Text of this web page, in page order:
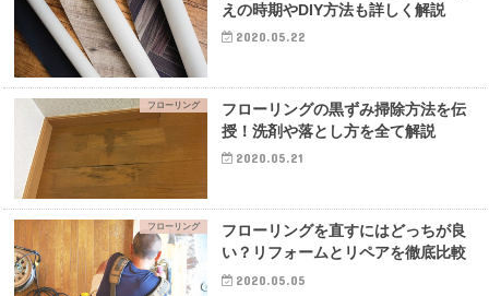
えの時期やDIY方法も詳しく解説
2020.05.22
フローリング
フローリングの黒ずみ掃除方法を伝
授！洗剤や落とし方を全て解説
2020.05.21
フローリング
フローリングを直すにはどっちが良
い？リフォームとリペアを徹底比較
2020.05.05